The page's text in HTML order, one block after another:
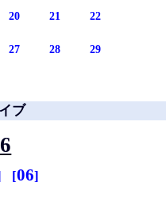
20 21 22
27 28 29
ブ
06